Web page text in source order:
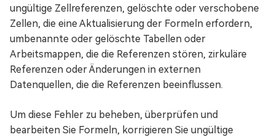
ungültige Zellreferenzen, gelöschte oder verschobene
Zellen, die eine Aktualisierung der Formeln erfordern,
umbenannte oder gelöschte Tabellen oder
Arbeitsmappen, die die Referenzen stören, zirkuläre
Referenzen oder Änderungen in externen
Datenquellen, die die Referenzen beeinflussen.
Um diese Fehler zu beheben, überprüfen und
bearbeiten Sie Formeln, korrigieren Sie ungültige